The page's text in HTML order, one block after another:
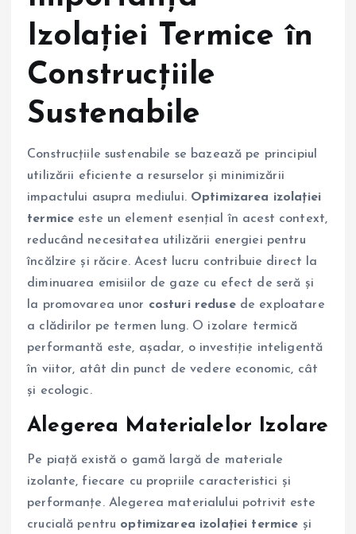
Izolației Termice în
Construcțiile
Sustenabile
Construcțiile sustenabile se bazează pe principiul
utilizării eficiente a resurselor și minimizării
impactului asupra mediului. Optimizarea izolației
termice este un element esențial în acest context,
reducând necesitatea utilizării energiei pentru
încălzire și răcire. Acest lucru contribuie direct la
diminuarea emisiilor de gaze cu efect de seră și
la promovarea unor costuri redusede exploatare
a clădirilor pe termen lung. O izolare termică
performantă este, așadar, o investiție inteligentă
în viitor, atât din punct de vedere economic, cât
și ecologic.
Alegerea Materialelor Izolare
Pe piață există o gamă largă de materiale
izolante, fiecare cu propriile caracteristici și
performanțe. Alegerea materialului potrivit este
crucială pentru optimizarea izolației termice și